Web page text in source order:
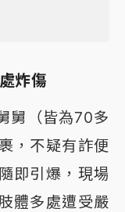
炸傷
舅（皆為70多
，不疑有詐便
即引爆，現場
體多處遭受嚴